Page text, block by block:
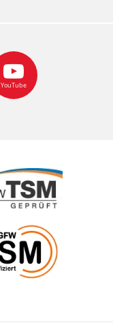
YouTube